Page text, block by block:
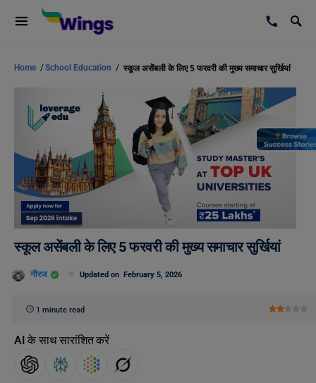
Home /School Education / स्कूल असेंबली के लिए 5 फरवरी की मुख्य समाचार सुर्खियां
स्कूल असेंबली के लिए 5 फरवरी की मुख्य समाचार सुर्खियां
नीरज Updated on February 5, 2026
1 minute read
AI के साथ सारांशित करें